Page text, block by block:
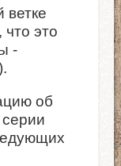
ветке
это
-
об